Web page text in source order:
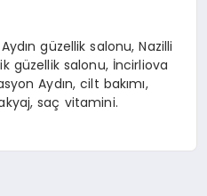
güzellik salonu, Nazilli
güzellik salonu, İncirliova
Aydın, cilt bakımı,
saç vitamini.